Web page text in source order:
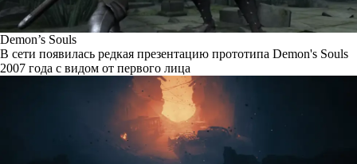
Demon’s Souls
В сети появилась редкая презентацию прототипа Demon's Souls
2007 года с видом от первого лица